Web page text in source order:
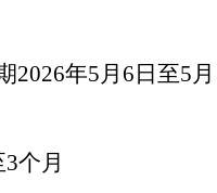
2026年5月 6 日 至5月
个月